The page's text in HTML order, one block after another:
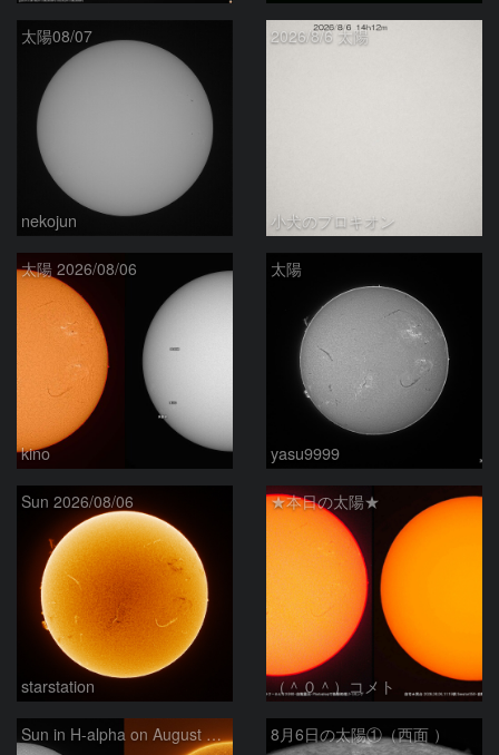
太陽08/07
nekojun
2026/8/6 太陽
小犬のプロキオン
太陽 2026/08/06
kino
太陽
yasu9999
Sun 2026/08/06
starstation
★本日の太陽★
（＾０＾）コメト
Sun in H-alpha on August 6, 2026 8月6日の太陽①（西面 ）